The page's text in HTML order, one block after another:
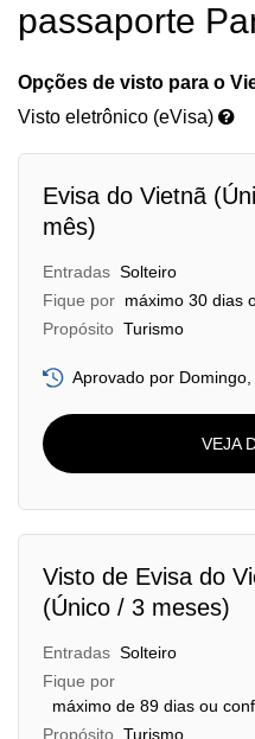
passaporte
Opções de visto para o
Visto eletrônico (eVisa)
Evisa do Vietnã
mês)
Entradas Solteiro
Fique por máximo 30 dias
Propósito Turismo
Aprovado por
VEJA
Visto de Evisa do
(Único / 3 meses)
Entradas Solteiro
Fique por
máximo de 89 dias ou
Propósito Turismo